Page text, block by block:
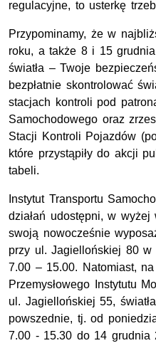
regulacyjne, to usterkę
Przypominamy, że w
roku, a także 8 i 15
światła – Twoje
bezpłatnie skontrolować
stacjach kontroli pod
Samochodowego oraz
Stacji Kontroli Pojazdów
które przystąpiły do akcji
tabeli.
Instytut Transportu
działań udostępni, w wyżej
swoją nowocześnie
przy ul. Jagiellońskiej 80 w
7.00 – 15.00. Natomiast,
Przemysłowego Instytutu
ul. Jagiellońskiej 55,
powszednie, tj. od
7.00 - 15.30 do 14 grudnia